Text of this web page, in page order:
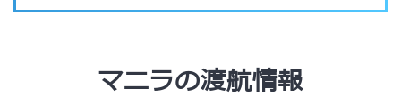
マニラの渡航情報